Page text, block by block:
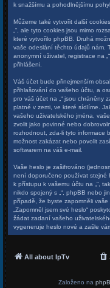
k snažšímu a pohodlnějšímu
Můžeme také vytvořit další
„“, ale tyto cookies jsou mimo
které vytvořilo phpBB. Druhá
vaše odeslání těchto údajů nám.
anonymní uživatel, registrace na
přihlášeni.
Váš účet bude přinejmenším
přihlašování do vašeho účtu, a
pro váš účet na „“ jsou chráněny
platné v zemi, ve které sídlíme.
vašeho uživatelského jména,
zvolit jako povinné nebo
rozhodnout, zda-li tyto informace
možnost zakázat nebo povolit
softwarem na váš e-mail.
Vaše heslo je zašifrováno
není doporučeno používat stejné
k přístupu k vašemu účtu na „“,
nikdo spojený s „“, phpBB nebo
případě, že byste zapomněli
„Zapomněl jsem své heslo“
žádat zadaní vašeho
vygeneruje heslo nové a zašle
All about IpTv
Založeno na